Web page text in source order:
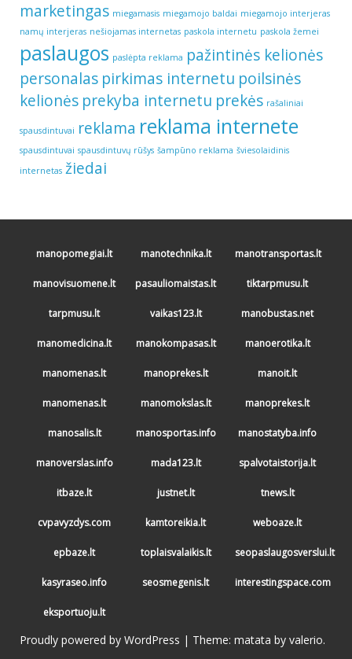
marketingas miegamasis miegamojo baldai miegamojo interjeras
namų interjeras nešiojamas internetas paskola internetu paskola žemei
paslaugos paslėpta reklama pažintinės kelionės
personalas pirkimas internetu poilsinės
kelionės prekyba internetu prekės rašaliniai
spausdintuvai reklama reklama internete
spausdintuvai spausdintuvų rūšys šampūno reklama šviesolaidinis
internetas žiedai
manopomegiai.lt manotechnika.lt manotransportas.lt
manovisuomene.lt pasauliomaistas.lt tiktarpmusu.lt
tarpmusu.lt vaikas123.lt manobustas.net
manomedicina.lt manokompasas.lt manoerotika.lt
manomenas.lt manoprekes.lt manoit.lt
manomenas.lt manomokslas.lt manoprekes.lt
manosalis.lt manosportas.info manostatyba.info
manoverslas.info mada123.lt spalvotaistorija.lt
itbaze.lt justnet.lt tnews.lt
cvpavyzdys.com kamtoreikia.lt weboaze.lt
epbaze.lt toplaisvalaikis.lt seopaslaugosverslui.lt
kasyraseo.info seosmegenis.lt interestingspace.com
eksportuoju.lt
Proudly powered by WordPress | Theme: matata by valerio.